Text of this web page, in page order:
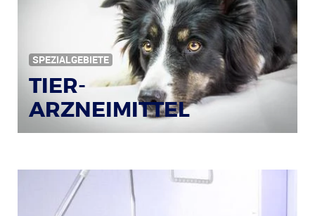
SPEZIALGEBIETE
TIER-
ARZNEIMITTEL